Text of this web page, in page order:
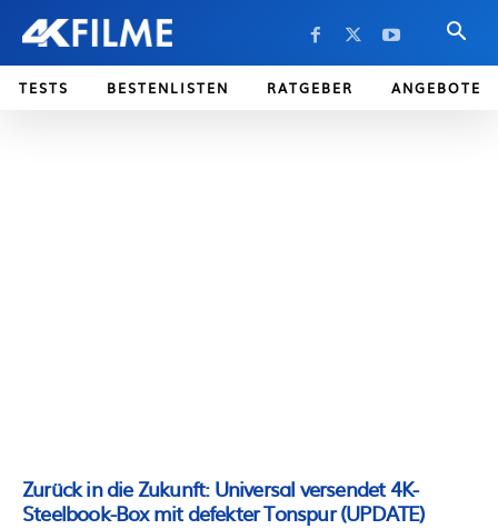
TESTS BESTENLISTEN RATGEBER ANGEBOTE
Zurück in die Zukunft: Universal versendet 4K-
Steelbook-Box mit defekter Tonspur (UPDATE)